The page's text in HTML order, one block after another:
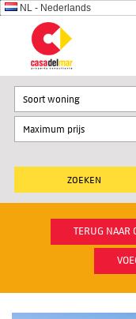
NL - Nederlands
Soort woning
TERUG NAAR